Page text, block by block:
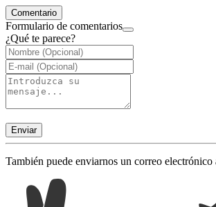
Comentario
Formulario de comentarios
¿Qué te parece?
Enviar
También puede enviarnos un correo electrónico